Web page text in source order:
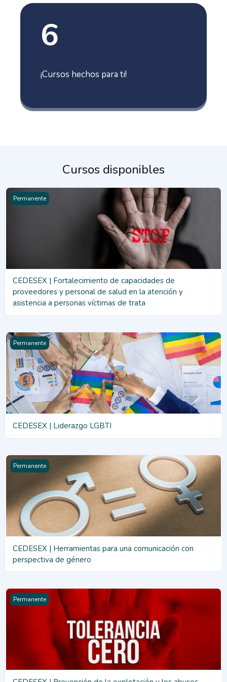
6
¡Cursos hechos para ti!
Cursos disponibles
CEDESEX | Fortalecimiento de capacidades de proveedores
Permanente
CEDESEX | Fortalecimiento de capacidades de
proveedores y personal de salud en la atención y
asistencia a personas víctimas de trata
CEDESEX | Liderazgo LGBTI
Permanente
CEDESEX | Liderazgo LGBTI
CEDESEX | Herramientas para una comunicación con
Permanente
CEDESEX | Herramientas para una comunicación con
perspectiva de género
CEDESEX | Prevención de la explotación y los abusos
Permanente